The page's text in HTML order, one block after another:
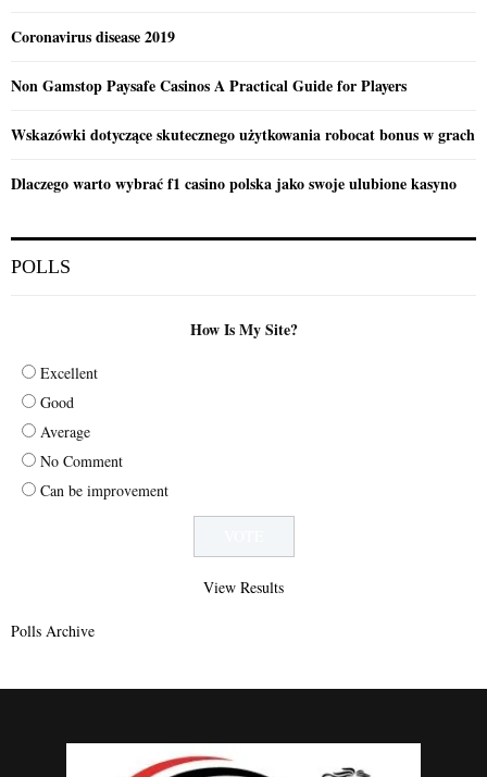
Coronavirus disease 2019
Non Gamstop Paysafe Casinos A Practical Guide for Players
Wskazówki dotyczące skutecznego użytkowania robocat bonus w grach
Dlaczego warto wybrać f1 casino polska jako swoje ulubione kasyno
POLLS
How Is My Site?
Excellent
Good
Average
No Comment
Can be improvement
View Results
Polls Archive